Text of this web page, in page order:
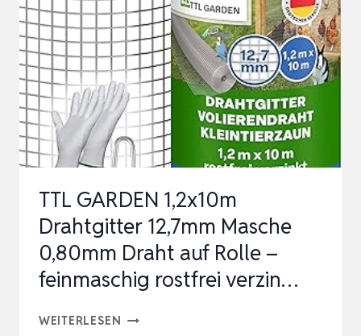
TTL GARDEN 1,2x10m
Drahtgitter 12,7mm Masche
0,80mm Draht auf Rolle –
feinmaschig rostfrei verzin…
WEITERLESEN TTL